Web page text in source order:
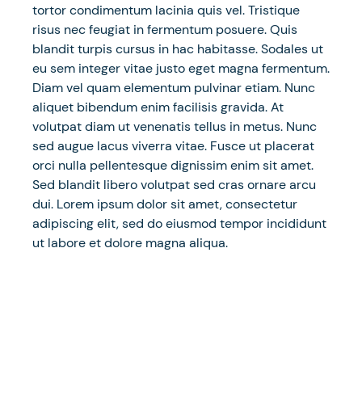
tortor condimentum lacinia quis vel. Tristique
risus nec feugiat in fermentum posuere. Quis
blandit turpis cursus in hac habitasse. Sodales ut
eu sem integer vitae justo eget magna fermentum.
Diam vel quam elementum pulvinar etiam. Nunc
aliquet bibendum enim facilisis gravida. At
volutpat diam ut venenatis tellus in metus. Nunc
sed augue lacus viverra vitae. Fusce ut placerat
orci nulla pellentesque dignissim enim sit amet.
Sed blandit libero volutpat sed cras ornare arcu
dui. Lorem ipsum dolor sit amet, consectetur
adipiscing elit, sed do eiusmod tempor incididunt
ut labore et dolore magna aliqua.